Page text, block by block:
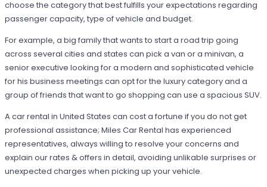
choose the category that best fulfills your expectations regarding
passenger capacity, type of vehicle and budget.
For example, a big family that wants to start a road trip going
across several cities and states can pick a van or a minivan, a
senior executive looking for a modern and sophisticated vehicle
for his business meetings can opt for the luxury category and a
group of friends that want to go shopping can use a spacious SUV.
A car rental in United States can cost a fortune if you do not get
professional assistance; Miles Car Rental has experienced
representatives, always willing to resolve your concerns and
explain our rates & offers in detail, avoiding unlikable surprises or
unexpected charges when picking up your vehicle.